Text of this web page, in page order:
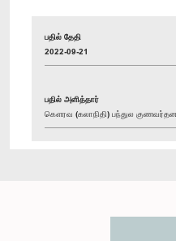
பதில் தேதி
2022-09-21
பதில் அளித்தார்
கௌரவ (கலாநிதி) பந்துல